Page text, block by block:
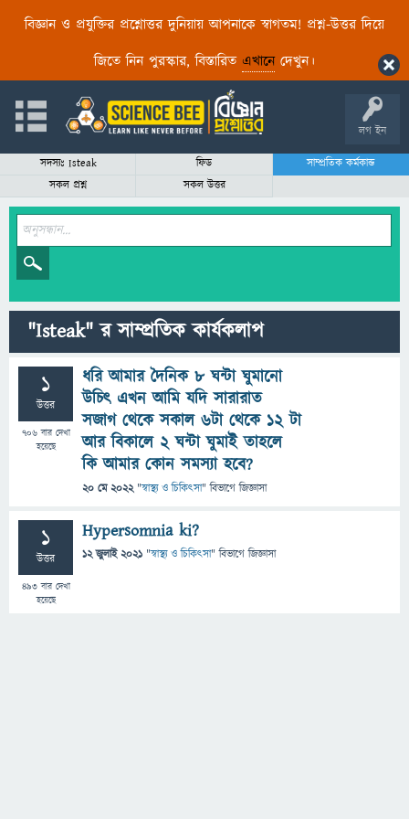
বিজ্ঞান ও প্রযুক্তির প্রশ্নোত্তর দুনিয়ায় আপনাকে স্বাগতম! প্রশ্ন-উত্তর দিয়ে
জিতে নিন পুরস্কার, বিস্তারিত এখানেদেখুন।
লগ ইন
সদস্যঃ Isteak ফিড
সাম্প্রতিক কর্মকান্ড
সকল প্রশ্ন
সকল উত্তর
"Isteak" র সাম্প্রতিক কার্যকলাপ
1
উত্তর
706বার দেখা
হয়েছে
ধরি আমার দৈনিক ৮ ঘন্টা ঘুমানো
উচিৎ এখন আমি যদি সারারাত
সজাগ থেকে সকাল ৬টা থেকে ১২ টা
আর বিকালে ২ ঘন্টা ঘুমাই তাহলে
কি আমার কোন সমস্যা হবে?
20 মে 2022 "স্বাস্থ্য ও চিকিৎসা" বিভাগে জিজ্ঞাসা
1
উত্তর
493বার দেখা
হয়েছে
Hypersomnia ki?
12 জুলাই 2021 "স্বাস্থ্য ও চিকিৎসা" বিভাগে জিজ্ঞাসা